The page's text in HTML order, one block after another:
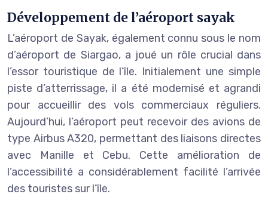
Développement de l’aéroport sayak
L’aéroport de Sayak, également connu sous le nom
d’aéroport de Siargao, a joué un rôle crucial dans
l’essor touristique de l’île. Initialement une simple
piste d’atterrissage, il a été modernisé et agrandi
pour accueillir des vols commerciaux réguliers.
Aujourd’hui, l’aéroport peut recevoir des avions de
type Airbus A320, permettant des liaisons directes
avec Manille et Cebu. Cette amélioration de
l’accessibilité a considérablement facilité l’arrivée
des touristes sur l’île.